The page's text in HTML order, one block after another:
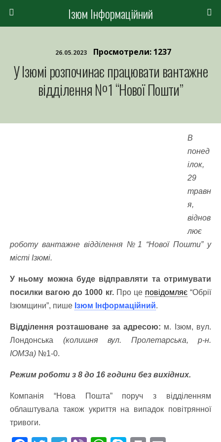
Ізюм Інформаційний
26.05.2023 Просмотрели: 1237
У Ізюмі розпочинає працювати вантажне
відділення №1 “Нової Пошти”
В
понед
ілок,
29
травн
я,
віднов
лює
роботу вантажне відділення №1 “Нової Пошти” у
місті Ізюмі.
У ньому можна буде відправляти та отримувати
посилки вагою до 1000 кг.Про це повідомляє“Обрії
Ізюмщини”, пише Ізюм Інформаційний.
Відділення розташоване за адресою: м. Ізюм, вул.
Лондонська (колишня вул. Пролетарська, р-н.
ІОМЗа) №1-0.
Режим роботи з 8 до 16 години без вихідних.
Компанія “Нова Пошта” поруч з відділенням
облаштувала також укриття на випадок повітрянної
тривоги.